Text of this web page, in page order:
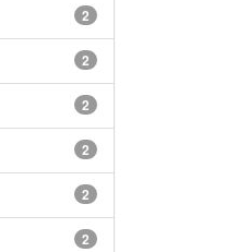
2
2
2
2
2
2